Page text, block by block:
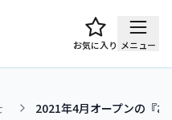
お気に入り メニュー
2021年4月オープンの『